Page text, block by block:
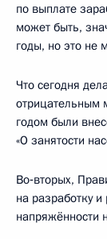
по выплате
может быть,
годы, но это не
Что сегодня
отрицательным
годом были
«О занятости
Во‑вторых,
на разработку
напряжённости